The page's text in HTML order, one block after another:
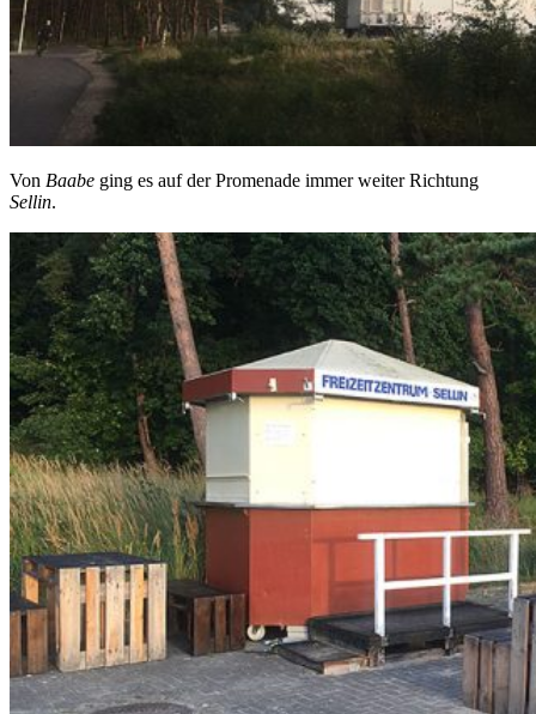
Von Baabe ging es auf der Promenade immer weiter Richtung
Sellin.